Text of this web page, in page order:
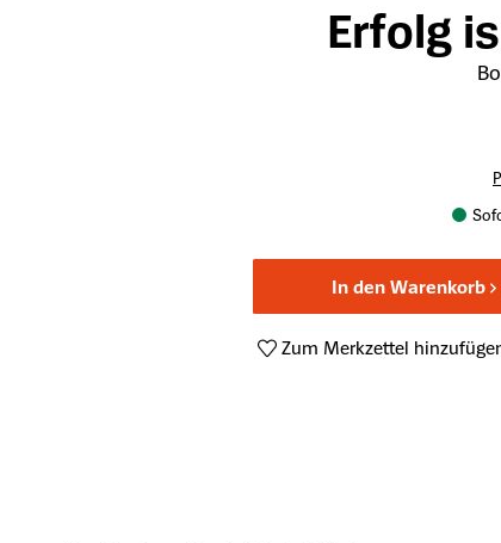
Erfolg
In den Warenkorb
Zum Merkzettel